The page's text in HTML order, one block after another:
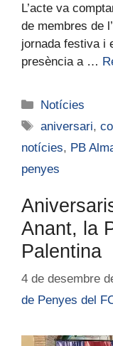
L’acte va
de membres de
jornada festiva i
presència a …
Notícies
aniversari,
notícies, PB
penyes
Anant, la
Palentina
4 de desembre
de Penyes del